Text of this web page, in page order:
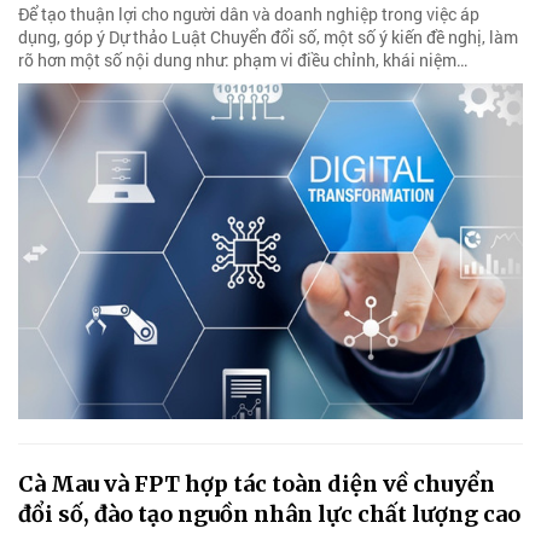
Để tạo thuận lợi cho người dân và doanh nghiệp trong việc áp
dụng, góp ý Dự thảo Luật Chuyển đổi số, một số ý kiến đề nghị, làm
rõ hơn một số nội dung như: phạm vi điều chỉnh, khái niệm…
Cà Mau và FPT hợp tác toàn diện về chuyển
đổi số, đào tạo nguồn nhân lực chất lượng cao